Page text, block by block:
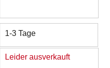
1-3 Tage
Leider ausverkauft